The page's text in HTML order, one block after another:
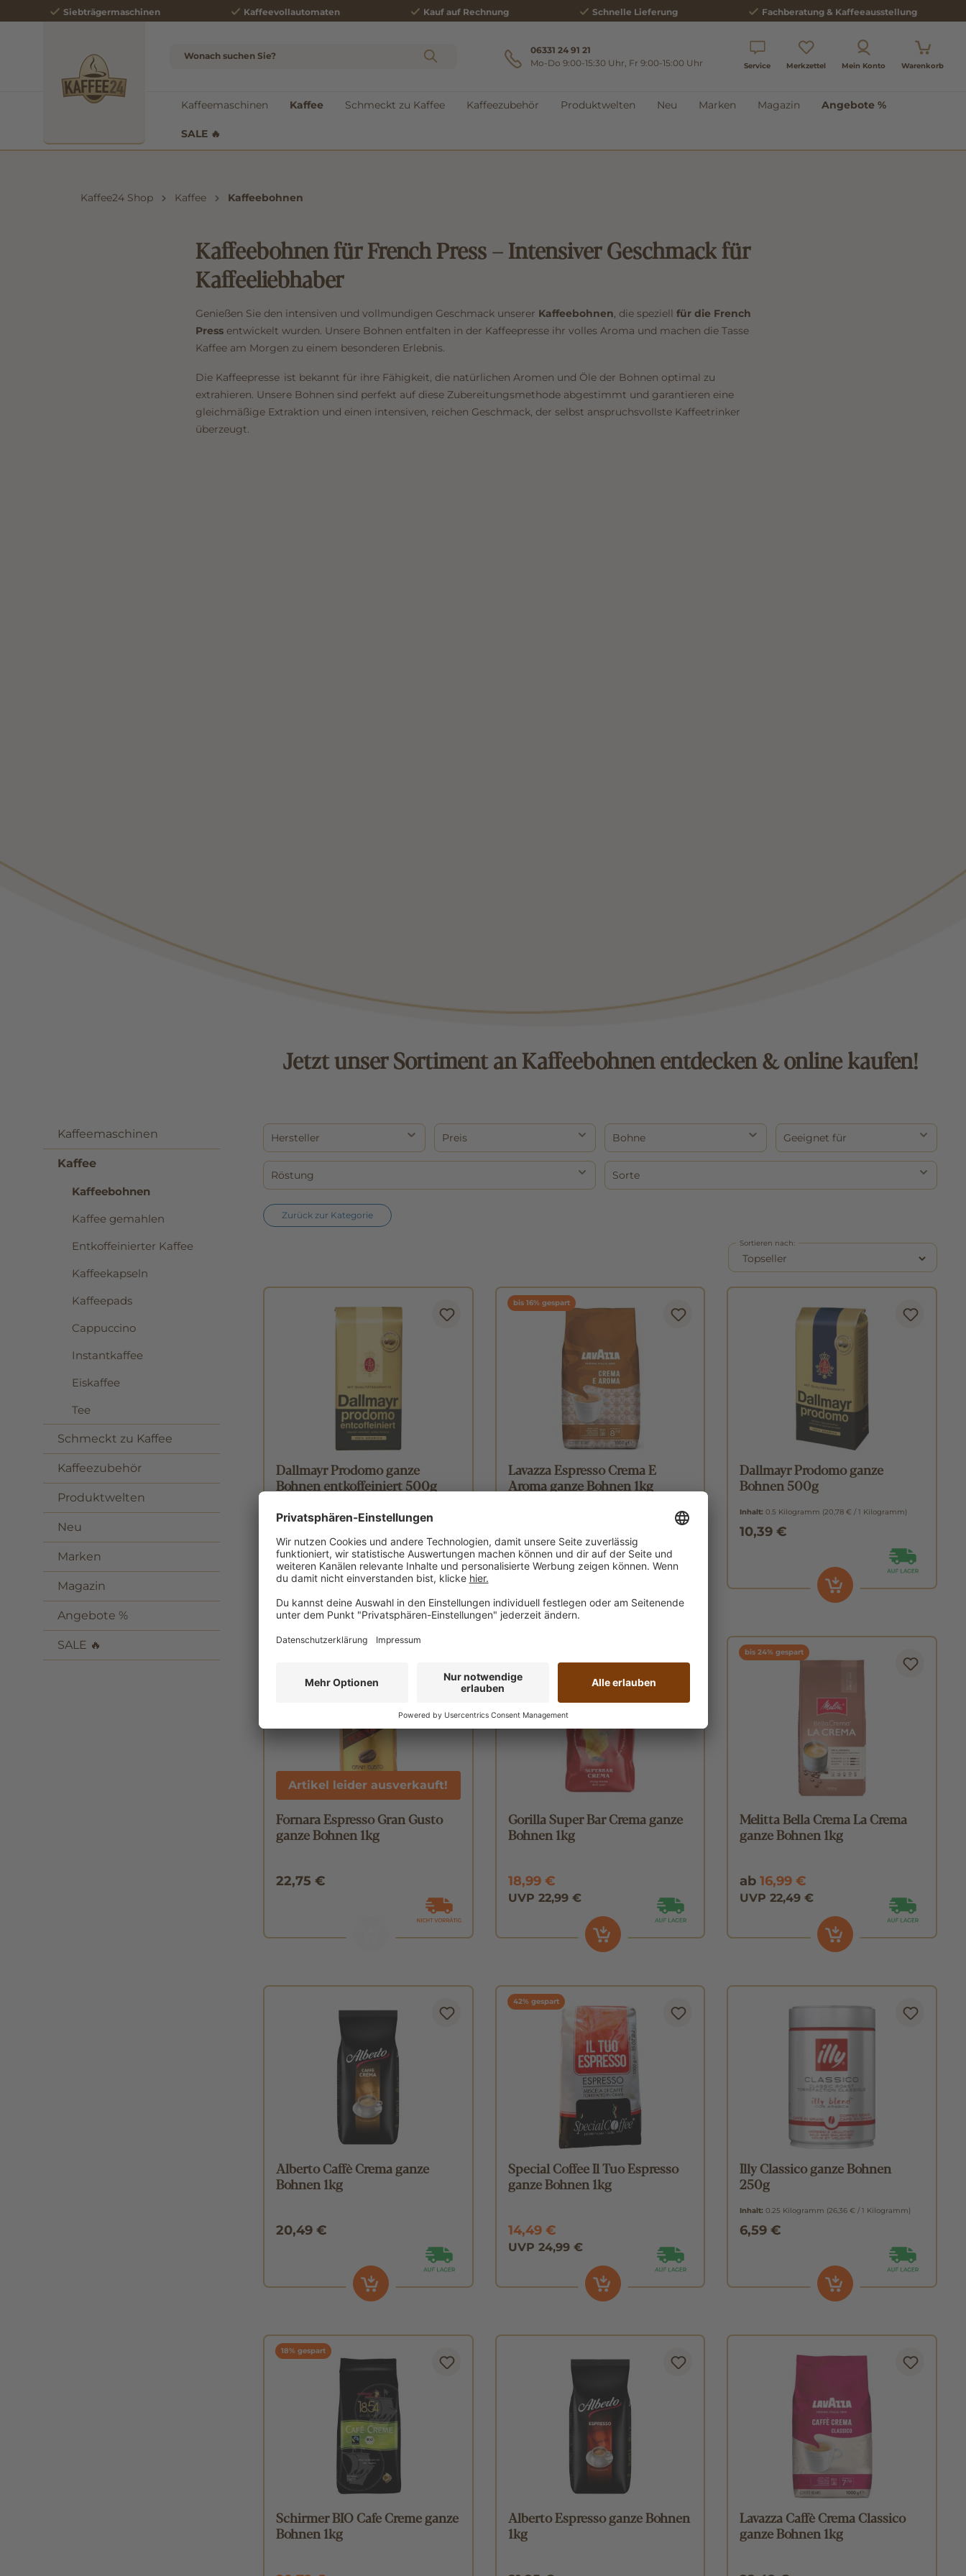
springen Zur Hauptnavigation springen
Siebträgermaschinen Kaffeevollautomaten Kauf auf Rechnung Schnelle Lieferung Fachberatung & Kaffeeausstellung
06331 24 91 21
Mo-Do 9:00-15:30 Uhr, Fr 9:00-15:00 Uhr
Service Merkzettel Mein Konto Warenkorb
Kaffeemaschinen Kaffee Schmeckt zu Kaffee Kaffeezubehör Produktwelten Neu Marken Magazin Angebote %
SALE 🔥
Kaffee24 Shop Kaffee Kaffeebohnen
Kaffeebohnen für French Press – Intensiver Geschmack für
Kaffeeliebhaber
Genießen Sie den intensiven und vollmundigen Geschmack unserer Kaffeebohnen, die speziell für die French
Press entwickelt wurden. Unsere Bohnen entfalten in der Kaffeepresse ihr volles Aroma und machen die Tasse
Kaffee am Morgen zu einem besonderen Erlebnis.
Die Kaffeepresse ist bekannt für ihre Fähigkeit, die natürlichen Aromen und Öle der Bohnen optimal zu
extrahieren. Unsere Bohnen sind perfekt auf diese Zubereitungsmethode abgestimmt und garantieren eine
gleichmäßige Extraktion und einen intensiven, reichen Geschmack, der selbst anspruchsvollste Kaffeetrinker
überzeugt.
Jetzt unser Sortiment an Kaffeebohnen entdecken & online kaufen!
Kaffeemaschinen
Kaffee
Kaffeebohnen
Kaffee gemahlen
Entkoffeinierter Kaffee
Kaffeekapseln
Kaffeepads
Cappuccino
Instantkaffee
Eiskaffee
Tee
Schmeckt zu Kaffee
Kaffeezubehör
Produktwelten
Neu
Marken
Magazin
Angebote %
SALE 🔥
Hersteller Preis Bohne Geeignet für
Röstung Sorte
Zurück zur Kategorie
Sortieren nach:
Dallmayr Prodomo ganze
Bohnen entkoffeiniert 500g
Inhalt: 0.5 Kilogramm (22,98 € / 1 Kilogramm)
bis 16% gespart
Lavazza Espresso Crema E
Aroma ganze Bohnen 1kg
UVP 21,49 €
Dallmayr Prodomo ganze
Bohnen 500g
Inhalt:0.5 Kilogramm (20,78 € / 1 Kilogramm)
10,39 €
Artikel leider ausverkauft!
Fornara Espresso Gran Gusto
ganze Bohnen 1kg
22,75 €
KNALLER 🔥
Gorilla Super Bar Crema ganze
Bohnen 1kg
18,99 €
UVP 22,99 €
bis 24% gespart
Melitta Bella Crema La Crema
ganze Bohnen 1kg
ab16,99 €
UVP 22,49 €
Alberto Caffè Crema ganze
Bohnen 1kg
20,49 €
42% gespart
Special Coffee Il Tuo Espresso
ganze Bohnen 1kg
14,49 €
UVP 24,99 €
Illy Classico ganze Bohnen
250g
Inhalt:0.25 Kilogramm (26,36 € / 1 Kilogramm)
6,59 €
18% gespart
Schirmer BIO Cafe Creme ganze
Bohnen 1kg
Alberto Espresso ganze Bohnen
1kg
Lavazza Caffè Crema Classico
ganze Bohnen 1kg